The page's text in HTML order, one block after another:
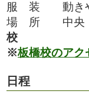
服 装 動きや
場 所 中央・
校
※板橋校のアク
日程